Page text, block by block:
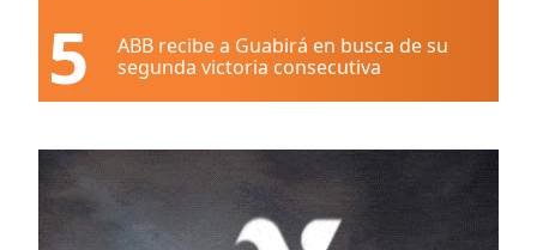
5
ABB recibe a Guabirá en busca de su
segunda victoria consecutiva